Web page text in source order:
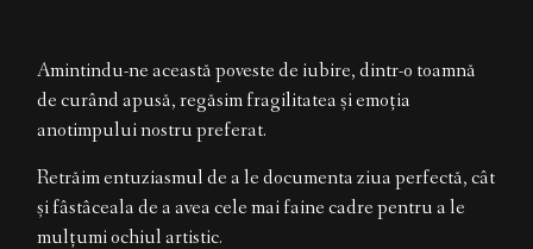
Amintindu-ne această poveste de iubire, dintr-o toamnă
de curând apusă, regăsim fragilitatea și emoția
anotimpului nostru preferat.
Retrăim entuziasmul de a le documenta ziua perfectă, cât
și fâstâceala de a avea cele mai faine cadre pentru a le
mulțumi ochiul artistic.
Contact
EN